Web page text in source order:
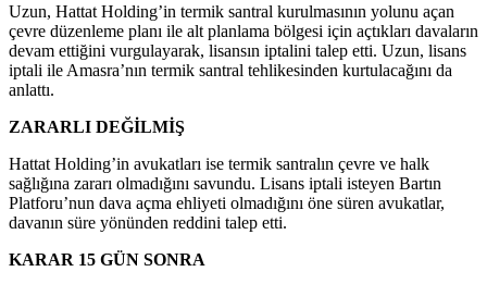
Uzun, Hattat Holding’in termik santral kurulmasının yolunu açan
çevre düzenleme planı ile alt planlama bölgesi için açtıkları davaların
devam ettiğini vurgulayarak, lisansın iptalini talep etti. Uzun, lisans
iptali ile Amasra’nın termik santral tehlikesinden kurtulacağını da
anlattı.
ZARARLI DEĞİLMİŞ
Hattat Holding’in avukatları ise termik santralın çevre ve halk
sağlığına zararı olmadığını savundu. Lisans iptali isteyen Bartın
Platforu’nun dava açma ehliyeti olmadığını öne süren avukatlar,
davanın süre yönünden reddini talep etti.
KARAR 15 GÜN SONRA